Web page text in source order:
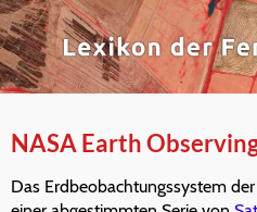
NASA Earth
Das Erdbeobachtungssystem der